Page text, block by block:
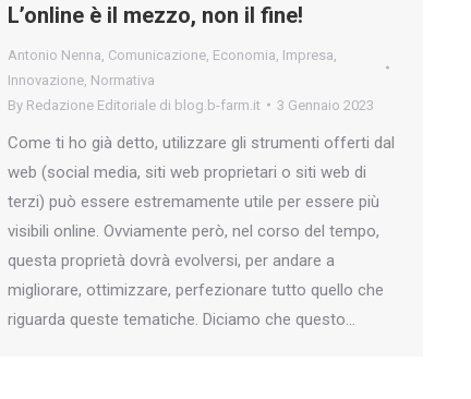
L’online è il mezzo, non il fine!
Antonio Nenna Comunicazione Economia Impresa
Innovazione Normativa
By Redazione Editoriale di blog.b-farm.it 3 Gennaio 2023
Come ti ho già detto, utilizzare gli strumenti offerti dal
web (social media, siti web proprietari o siti web di
terzi) può essere estremamente utile per essere più
visibili online. Ovviamente però, nel corso del tempo,
questa proprietà dovrà evolversi, per andare a
migliorare, ottimizzare, perfezionare tutto quello che
riguarda queste tematiche. Diciamo che questo…